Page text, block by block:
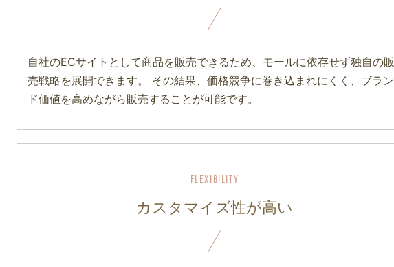
自社のECサイトとして商品を販売できるため、モールに依存せず独自の販
売戦略を展開できます。 その結果、価格競争に巻き込まれにくく、ブラン
ド価値を高めながら販売することが可能です。
カスタマイズ性が高い